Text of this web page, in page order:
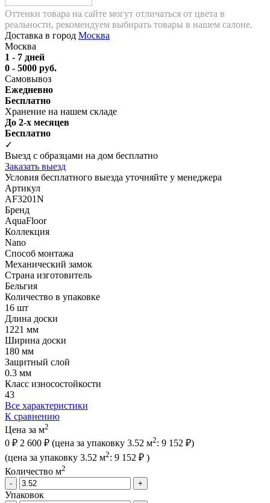
Оттенки товара на сайте могут отличаться от цвета в
реальности, рекомендуем выбирать товары в нашем салоне.
Доставка в город Москва
Москва
1 - 7 дней
0 - 5000 руб.
Самовывоз
Ежедневно
Бесплатно
Хранение на нашем складе
До 2-х месяцев
Бесплатно
✓
Выезд с образцами на дом бесплатно
Заказать выезд
Условия бесплатного выезда уточняйте у менеджера
Артикул
AF3201N
Бренд
AquaFloor
Коллекция
Nano
Способ монтажа
Механический замок
Страна изготовитель
Бельгия
Количество в упаковке
16 шт
Длина доски
1221 мм
Ширина доски
180 мм
Защитный слой
0.3 мм
Класс износостойкости
43
Все характеристики
К сравнению
Цена за м2
0 ₽ 2 600 ₽ (цена за упаковку 3.52 м2: 9 152 ₽)
(цена за упаковку 3.52 м2: 9 152 ₽ )
Количество м2
-
+
Упаковок